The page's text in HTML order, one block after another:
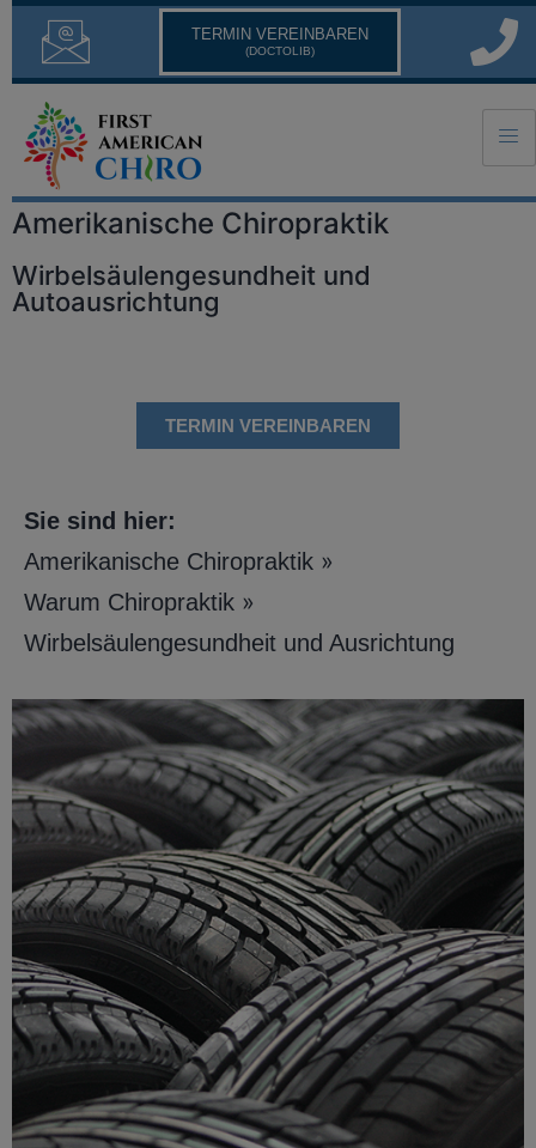
TERMIN VEREINBAREN
(DOCTOLIB)
Amerikanische Chiropraktik
Wirbelsäulengesundheit und
Autoausrichtung
TERMIN VEREINBAREN
Sie sind hier:
Amerikanische Chiropraktik »
Warum Chiropraktik »
Wirbelsäulengesundheit und Ausrichtung